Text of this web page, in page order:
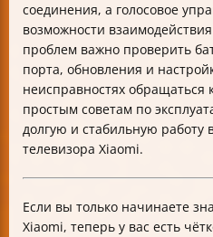
соединения, а голосовое
возможности
проблем важно проверить
порта, обновления и
неисправностях обращаться
простым советам по
долгую и стабильную работу
телевизора Xiaomi.
Если вы только начинаете
Xiaomi, теперь у вас есть